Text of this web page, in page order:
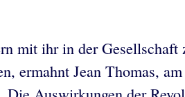
mit ihr in der Gesellschaft
ermahnt Jean Thomas,